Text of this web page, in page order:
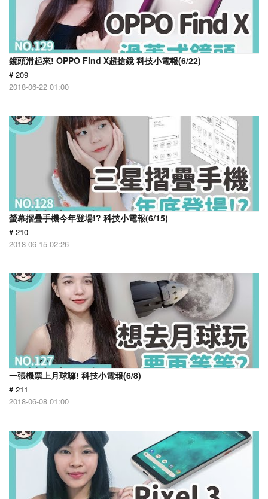
鏡頭滑起來! OPPO Find X超搶鏡 科技小電報(6/22)
# 209
2018-06-22 01:00
螢幕摺疊手機今年登場!? 科技小電報(6/15)
# 210
2018-06-15 02:26
一張機票上月球囉! 科技小電報(6/8)
# 211
2018-06-08 01:00